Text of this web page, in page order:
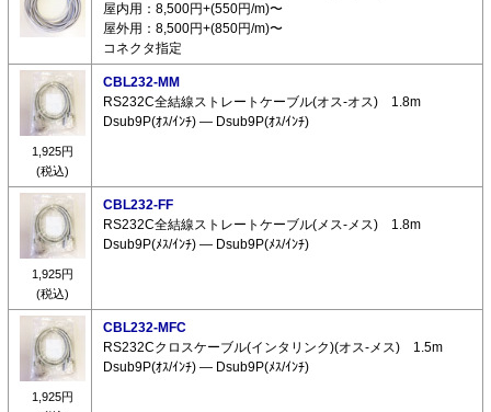
屋内用：8,500円+(550円/m)〜
屋外用：8,500円+(850円/m)〜
コネクタ指定
1,925円
(税込)
CBL232-MM
RS232C全結線ストレートケーブル(オス-オス) 1.8m
Dsub9P(ｵｽ/ｲﾝﾁ) ― Dsub9P(ｵｽ/ｲﾝﾁ)
1,925円
(税込)
CBL232-FF
RS232C全結線ストレートケーブル(メス-メス) 1.8m
Dsub9P(ﾒｽ/ｲﾝﾁ) ― Dsub9P(ﾒｽ/ｲﾝﾁ)
1,925円
CBL232-MFC
RS232Cクロスケーブル(インタリンク)(オス-メス) 1.5m
Dsub9P(ｵｽ/ｲﾝﾁ) ― Dsub9P(ﾒｽ/ｲﾝﾁ)